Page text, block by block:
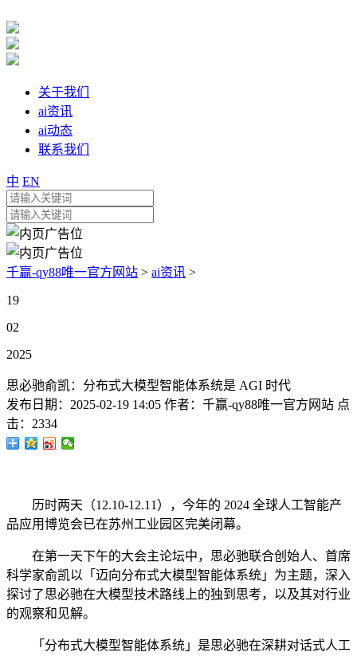
关于我们
ai资讯
ai动态
联系我们
中 EN
千赢-qy88唯一官方网站 > ai资讯 >
19
02
2025
思必驰俞凯：分布式大模型智能体系统是 AGI 时代
发布日期： 2025-02-19 14:05 作者： 千赢-qy88唯一官方网站 点
击： 2334
历时两天（12.10-12.11），今年的 2024 全球人工智能产
品应用博览会已在苏州工业园区完美闭幕。
在第一天下午的大会主论坛中，思必驰联合创始人、首席
科学家俞凯以「迈向分布式大模型智能体系统」为主题，深入
探讨了思必驰在大模型技术路线上的独到思考，以及其对行业
的观察和见解。
「分布式大模型智能体系统」是思必驰在深耕对话式人工